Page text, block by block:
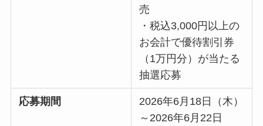
売
・税込3,000円以上の
お会計で優待割引券
（1万円分）が当たる
抽選応募
応募期間
2026年6月18日（木）
～2026年6月22日